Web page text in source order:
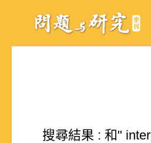
搜尋結果 : 和"